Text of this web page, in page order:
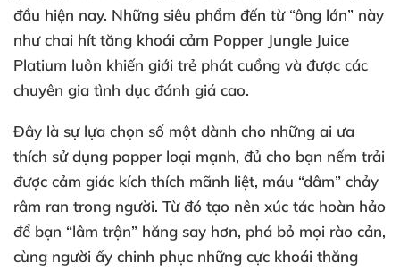
đầu hiện nay. Những siêu phẩm đến từ “ông lớn” này
như chai hít tăng khoái cảm Popper Jungle Juice
Platium luôn khiến giới trẻ phát cuồng và được các
chuyên gia tình dục đánh giá cao.
Đây là sự lựa chọn số một dành cho những ai ưa
thích sử dụng popper loại mạnh, đủ cho bạn nếm trải
được cảm giác kích thích mãnh liệt, máu “dâm” chảy
râm ran trong người. Từ đó tạo nên xúc tác hoàn hảo
để bạn “lâm trận” hăng say hơn, phá bỏ mọi rào cản,
cùng người ấy chinh phục những cực khoái thăng